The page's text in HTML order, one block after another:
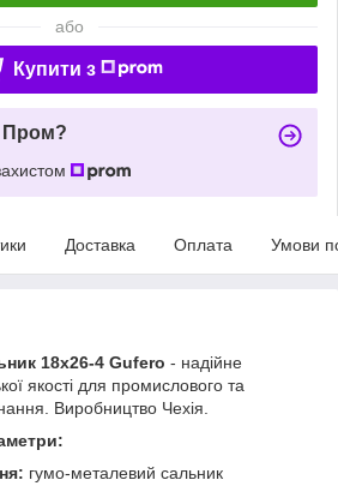
або
Купити з
Пром?
Доставка Оплата Умови
18х26-4 Gufero - надійне
якості для промислового та
Виробництво Чехія.
гумо-металевий сальник